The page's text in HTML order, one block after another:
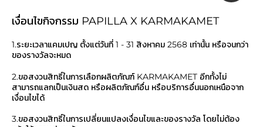
เงื่อนไขกิจกรรม PAPILLA X KARMAKAMET
1.ระยะเวลาแคมเปญ ตั้งแต่วันที่ 1 - 31 สิงหาคม 2568 เท่านั้น หรือจนกว่า
ของรางวัลจะหมด
2.ขอสงวนสิทธิ์ในการเลือกผลิตภัณฑ์ KARMAKAMET อีกทั้งไม่
สามารถแลกเป็นเงินสด หรือผลิตภัณฑ์อื่น หรือบริการอื่นนอกเหนือจาก
เงื่อนไขได้
3.ขอสงวนสิทธิ์ในการเปลี่ยนแปลงเงื่อนไขและของรางวัล โดยไม่ต้อง